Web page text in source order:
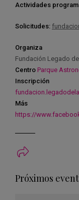
Actividades
Solicitudes:
Organiza
Fundación Legado
Centro Parque
Inscripción
Más
https://
Próximos